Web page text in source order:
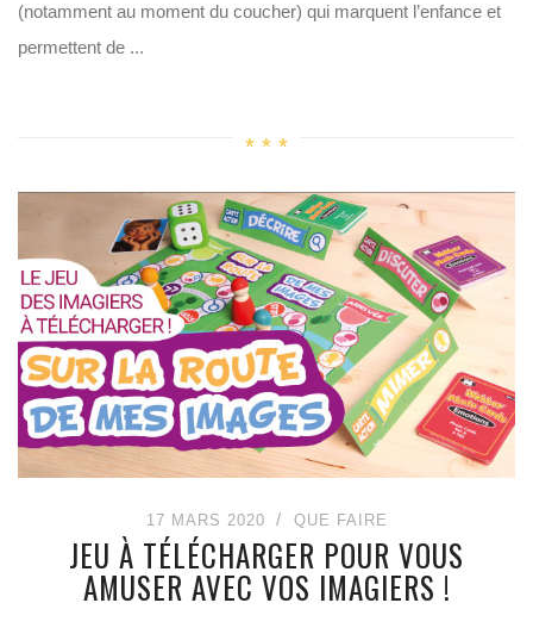
(notamment au moment du coucher) qui marquent l’enfance et
permettent de ...
17 MARS 2020 QUE FAIRE
JEU À TÉLÉCHARGER POUR VOUS
AMUSER AVEC VOS IMAGIERS !